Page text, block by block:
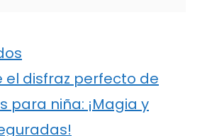
el disfraz perfecto de
para niña: ¡Magia y